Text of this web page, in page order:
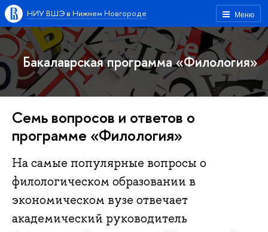
Меню
НИУ ВШЭ в Нижнем Новгороде
Бакалаврская программа «Филология»
Семь вопросов и ответов о
программе «Филология»
На самые популярные вопросы о
филологическом образовании в
экономическом вузе отвечает
академический руководитель